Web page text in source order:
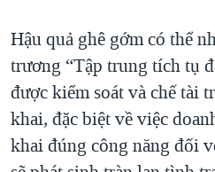
Hậu quả ghê gớm có thể
trương “Tập trung tích tụ
được kiểm soát và chế tài
khai, đặc biệt về việc
khai đúng công năng đối